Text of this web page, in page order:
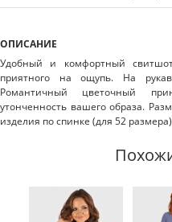
ОПИСАНИЕ
Удобный и комфортный
приятного на ощупь. На
Романтичный цветочный
утонченность вашего образа.
изделия по спинке (для 52